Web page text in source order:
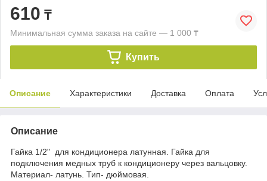
610 ₸
Минимальная сумма заказа на сайте — 1 000 ₸
Купить
Описание Характеристики Доставка Оплата
Описание
Гайка 1/2" для кондиционера латунная. Гайка для
подключения медных труб к кондиционеру через вальцовку.
Материал- латунь. Тип- дюймовая.